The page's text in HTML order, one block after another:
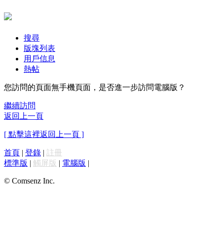
搜尋
版塊列表
用戶信息
熱帖
您訪問的頁面無手機頁面，是否進一步訪問電腦版？
繼續訪問
返回上一頁
[ 點擊這裡返回上一頁 ]
首頁 | 登錄 | 註冊
標準版 | 觸屏版 | 電腦版 |
© Comsenz Inc.